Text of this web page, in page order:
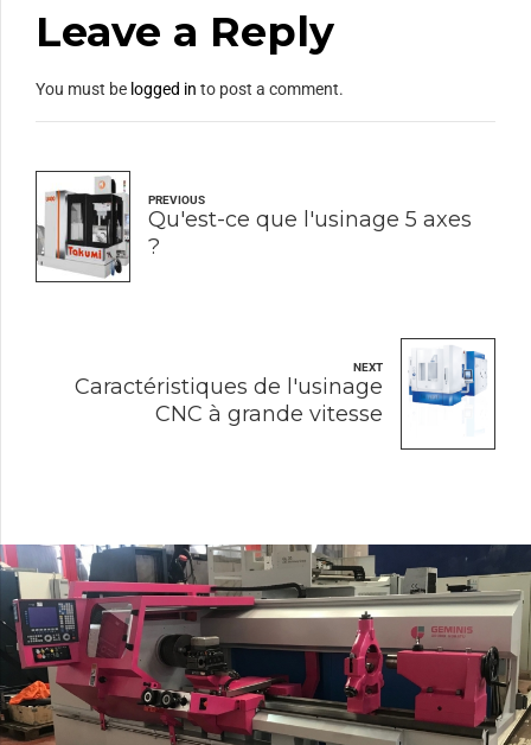
Leave a Reply
You must be logged in to post a comment.
PREVIOUS
Qu'est-ce que l'usinage 5 axes
?
NEXT
Caractéristiques de l'usinage
CNC à grande vitesse